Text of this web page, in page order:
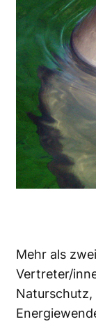
Mehr als
Vertreter/